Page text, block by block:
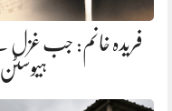
فریدہ خانم: جب غزل